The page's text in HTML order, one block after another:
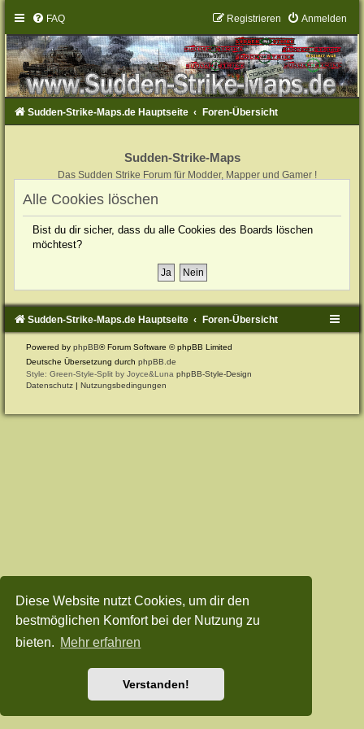
Diese Website nutzt Cookies, um dir den
bestmöglichen Komfort bei der Nutzung zu
bieten. Mehr erfahren
Verstanden!
FAQ Anmelden
Registrieren
Sudden-Strike-Maps.de Hauptseite Foren-Übersicht
Sudden-Strike-Maps
Das Sudden Strike Forum für Modder, Mapper und Gamer !
Alle Cookies löschen
Bist du dir sicher, dass du alle Cookies des Boards löschen
möchtest?
Sudden-Strike-Maps.de Hauptseite Foren-Übersicht
Powered byphpBB® Forum Software © phpBB Limited
Deutsche Übersetzung durchphpBB.de
Style: Green-Style-Split by Joyce&LunaphpBB-Style-Design
Datenschutz |Nutzungsbedingungen